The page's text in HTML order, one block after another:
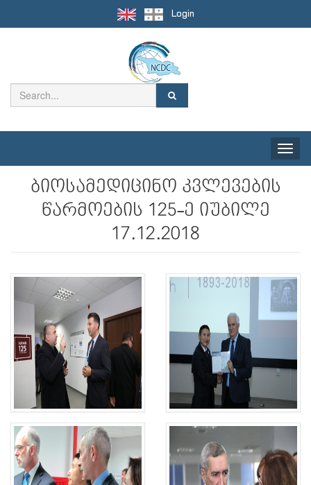
Login
Toggle
ბიოსამედიცინო კვლევების
წარმოების 125-ე იუბილე
17.12.2018